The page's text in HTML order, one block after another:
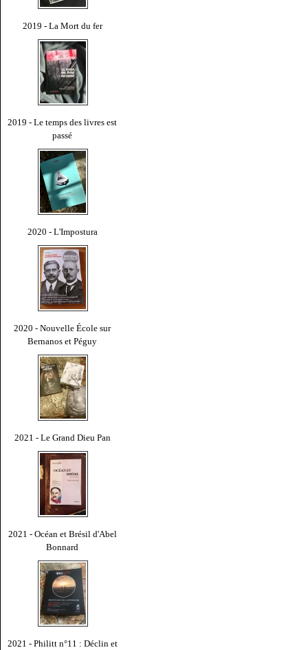
2019 - La Mort du fer
2019 - Le temps des livres est
passé
2020 - L'Impostura
2020 - Nouvelle École sur
Bernanos et Péguy
2021 - Le Grand Dieu Pan
2021 - Océan et Brésil d'Abel
Bonnard
2021 - Philitt n°11 : Déclin et